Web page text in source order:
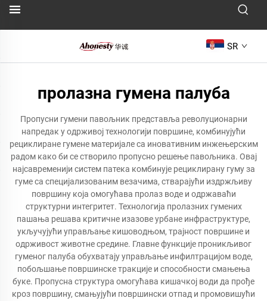
SR
пролазна гумена палуба
Пропусни гумени павољник представља револуционарни
напредак у одрживој технологији површине, комбинујући
рециклиране гумене материјале са иновативним инжењерским
радом како би се створило пропусно решење павољника. Овај
најсавременији систем патека комбинује рециклирану гуму за
гуме са специјализованим везачима, стварајући издржљиву
површину која омогућава пролаз воде и одржаваћи
структурни интегритет. Технологија пролазних гумених
пашања решава критичне изазове урбане инфраструктуре,
укључујући управљање кишоводњом, трајност површине и
одрживост животне средине. Главне функције проникљивог
гуменог палуба обухватају управљање инфилтрацијом воде,
побољшање површинске тракције и способности смањења
буке. Пропусна структура омогућава кишачкој води да прође
кроз површину, смањујући површински отпад и промовишући